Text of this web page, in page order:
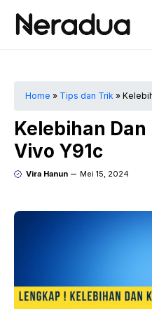
Home » Tips dan Trik »
Kelebihan
Vivo Y91c
Vira Hanun Mei 15, 2024